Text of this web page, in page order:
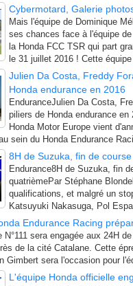
Cybermotard, Galerie
Mais l'équipe de Dominique
ses chances face à l'équipe
la Honda FCC TSR qui part
le 31 juillet 2016 ! Cette
Julien Da Costa, Freddy
Honda endurance en 2016
EnduranceJulien Da Costa,
piliers de Honda endurance
Honda Motor Europe vient
sein du Honda Endurance
8H de Suzuka, fin de course
Endurance8H de Suzuka, fin
quatrièmePar Stéphane
qualifications, et malgré un
Katsuyuki Nakasuga, Pol
Endurance Racing
N°111 sera engagée aux 24H
de la cité Catalane. Cette
Gimbert sera l'occasion pour
L'équipe Honda officielle